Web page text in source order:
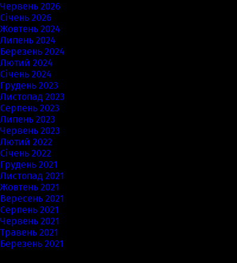
Червень 2026
Січень 2026
Жовтень 2024
Липень 2024
Березень 2024
Лютий 2024
Січень 2024
Грудень 2023
Листопад 2023
Серпень 2023
Липень 2023
Червень 2023
Лютий 2022
Січень 2022
Грудень 2021
Листопад 2021
Жовтень 2021
Вересень 2021
Серпень 2021
Червень 2021
Травень 2021
Березень 2021